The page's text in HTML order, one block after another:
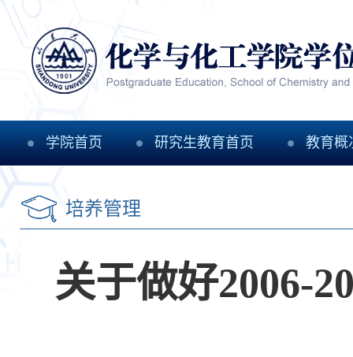
学院首页 研究生教育首页 教育概
培养管理
关于做好2006-